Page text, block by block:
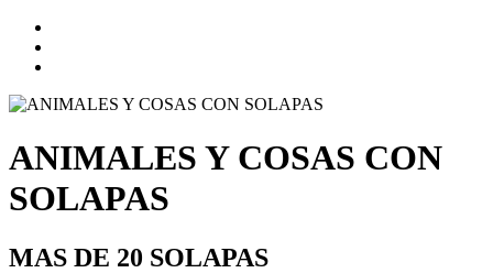
ANIMALES Y COSAS CON
SOLAPAS
MAS DE 20 SOLAPAS